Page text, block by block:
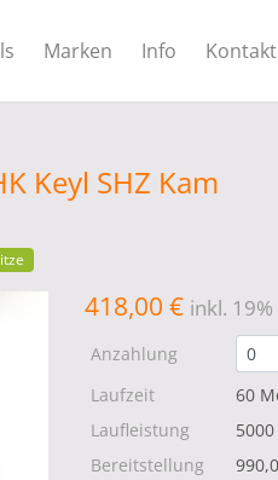
Marken Info Kontakt
Keyl SHZ Kam
418,00 € inkl.
Anzahlung
Laufzeit
60
Laufleistung
Bereitstellung